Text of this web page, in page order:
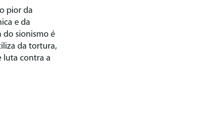
pior da
e da
do sionismo é
da tortura,
luta contra a